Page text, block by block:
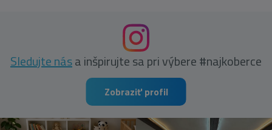
Sledujte nása inšpirujte sa pri výbere #najkoberce
Zobraziť profil